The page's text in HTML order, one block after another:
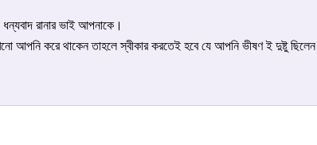
রানার ভাই আপনাকে।
আপনি করে থাকেন তাহলে স্বীকার করতেই হবে যে আপনি ভীষণ ই দুষ্টু ছিলেন